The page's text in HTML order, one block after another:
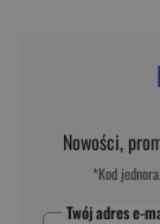
Nowości,
*Kod
Twój adres e-